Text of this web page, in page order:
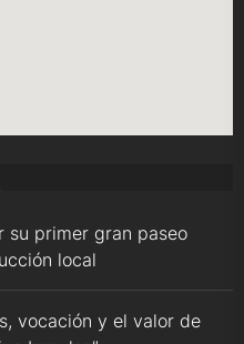
su primer gran paseo
local
vocación y el valor de